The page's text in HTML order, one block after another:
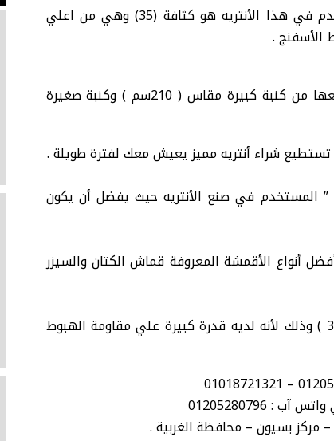
كما لا ننسي أيضا أن نذكر أن كثافة الأسفنج المستخدم في هذا الأنتريه هو كثافة (35) وهي من اعلي
الأسفنج .
كنبة كبيرة مقاس ( 210سم )
وكنبة صغيرة
شراء أنتريه مميز يعيش معك لفترة طويلة .
المستخدم في صنع الأنتريه حيث يفضل أن يكون
أنواع الأقمشة المعروفة قماش الكتان والسيزر
كما أن من أفضل أنواع الأسفنج هو الأسفنج كثافة ( 35 ) وذلك لأنه لديه قدرة كبيرة علي مقاومة الهبوط
01205280796
– مركز بسيون – محافظة الغربية .